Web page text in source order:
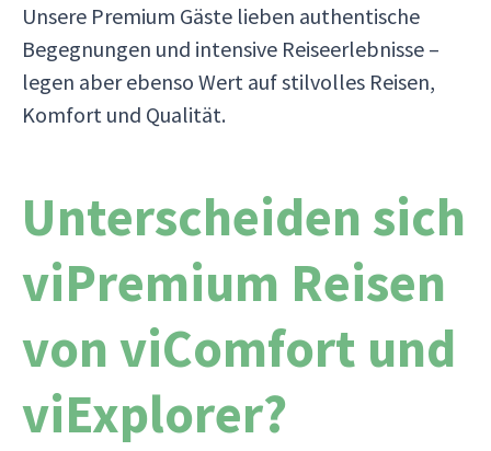
Unsere Premium Gäste lieben authentische
Begegnungen und intensive Reiseerlebnisse –
legen aber ebenso Wert auf stilvolles Reisen,
Komfort und Qualität.
Unterscheiden sich
viPremium Reisen
von viComfort und
viExplorer?